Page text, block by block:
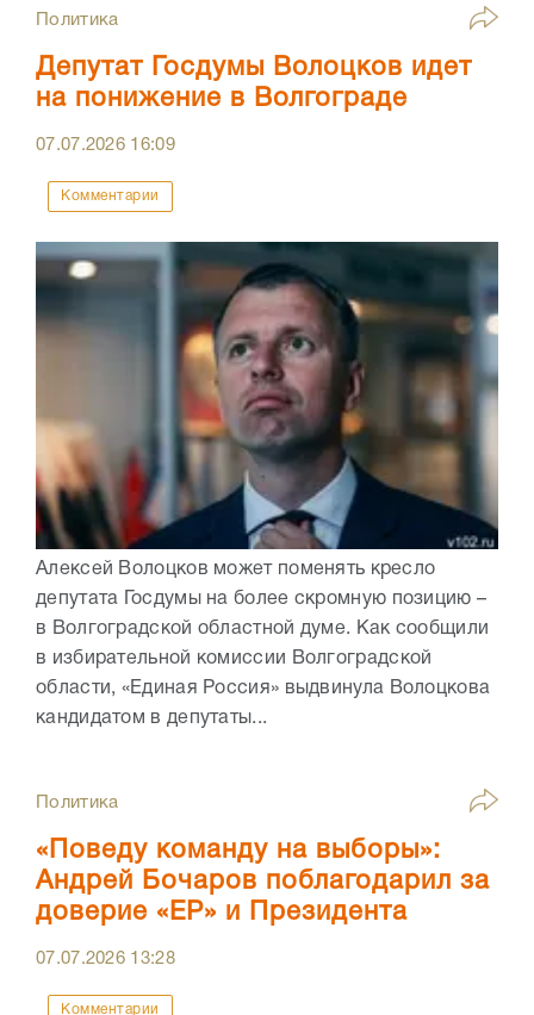
Политика
Депутат Госдумы Волоцков идет
на понижение в Волгограде
07.07.2026 16:09
Комментарии
Алексей Волоцков может поменять кресло
депутата Госдумы на более скромную позицию –
в Волгоградской областной думе. Как сообщили
в избирательной комиссии Волгоградской
области, «Единая Россия» выдвинула Волоцкова
кандидатом в депутаты...
Политика
«Поведу команду на выборы»:
Андрей Бочаров поблагодарил за
доверие «ЕР» и Президента
07.07.2026 13:28
Комментарии